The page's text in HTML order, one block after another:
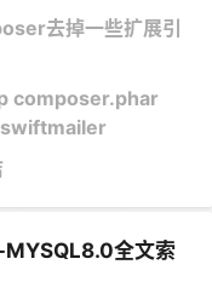
去掉一些扩展引
composer.phar
MYSQL8.0全文索